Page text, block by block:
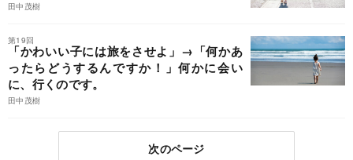
田中茂樹
第19回
「かわいい子には旅をさせよ」→「何かあ
ったらどうするんですか！」何かに会い
に、行くのです。
田中茂樹
次のページ